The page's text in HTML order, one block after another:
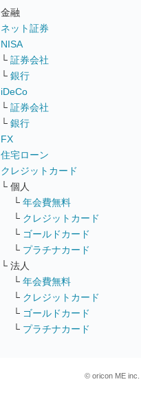
金融
ネット証券
NISA
└ 証券会社
└ 銀行
iDeCo
└ 証券会社
└ 銀行
FX
住宅ローン
クレジットカード
└ 個人
└ 年会費無料
└ クレジットカード
└ ゴールドカード
└ プラチナカード
└ 法人
└ 年会費無料
└ クレジットカード
└ ゴールドカード
└ プラチナカード
© oricon ME inc.